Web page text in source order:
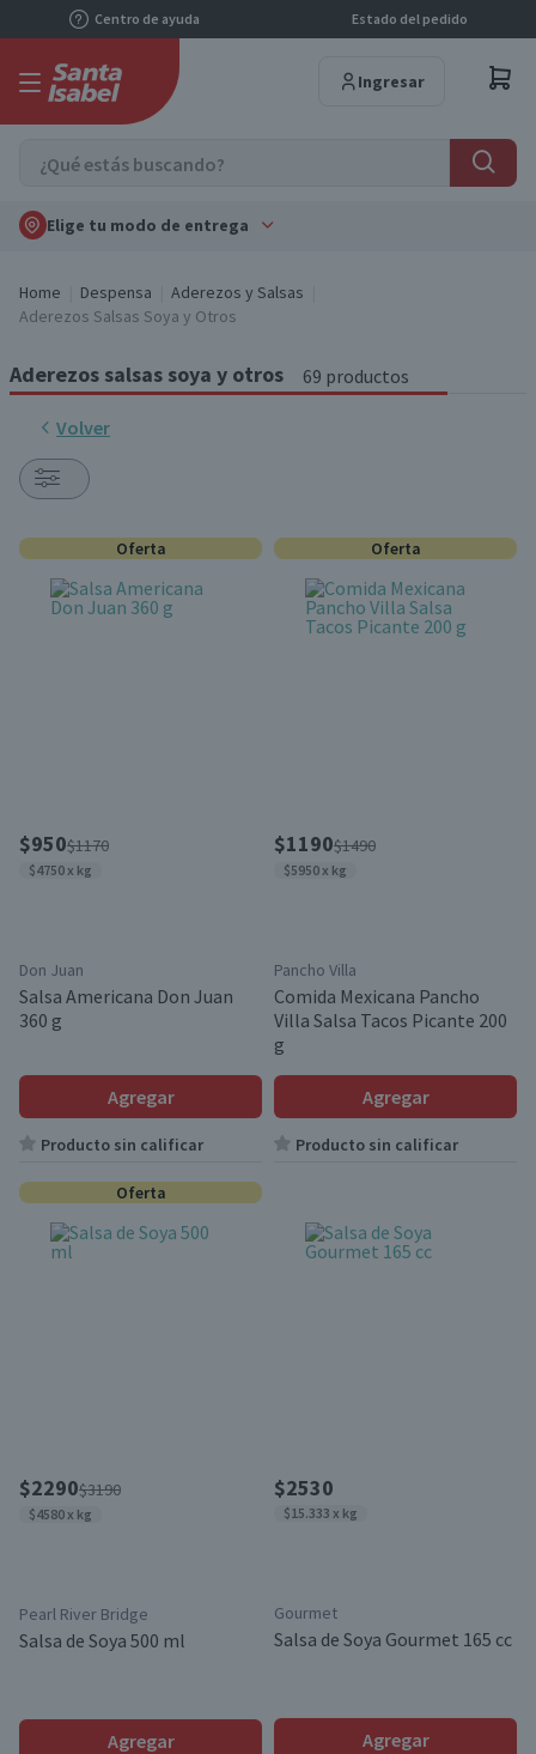
Centro de ayuda Estado del pedido
Ingresar
Elige tu modo de entrega
Home Despensa
Aderezos y Salsas
Aderezos Salsas Soya y Otros
Aderezos salsas soya y otros 69 productos
Volver
Oferta
$950$1170
$4750 x kg
Don Juan
Salsa Americana Don Juan
360 g
Agregar
Producto sin calificar
Oferta
$1190$1490
$5950 x kg
Pancho Villa
Comida Mexicana Pancho
Villa Salsa Tacos Picante 200
g
Agregar
Producto sin calificar
Oferta
$2290$3190
$4580 x kg
Pearl River Bridge
Salsa de Soya 500 ml
Agregar
$2530
$15.333 x kg
Gourmet
Salsa de Soya Gourmet 165 cc
Agregar